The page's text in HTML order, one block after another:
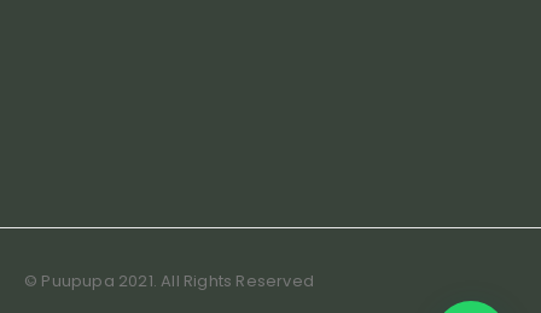
© Puupupa 2021. All Rights Reserved